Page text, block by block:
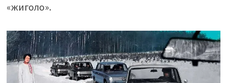
«жиголо».